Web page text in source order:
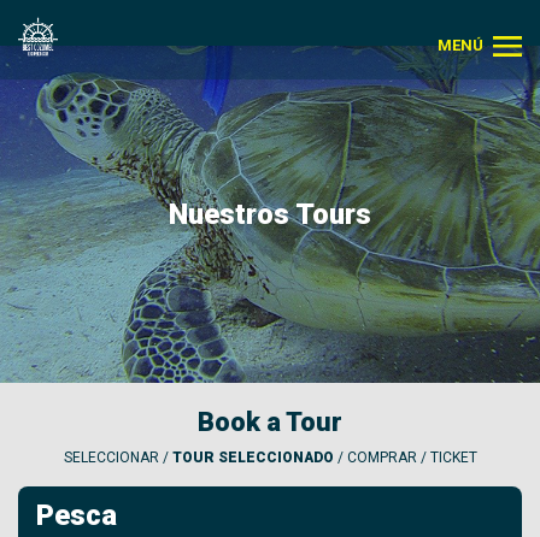
MENÚ
Nuestros Tours
Book a Tour
SELECCIONAR / TOUR SELECCIONADO / COMPRAR / TICKET
Pesca